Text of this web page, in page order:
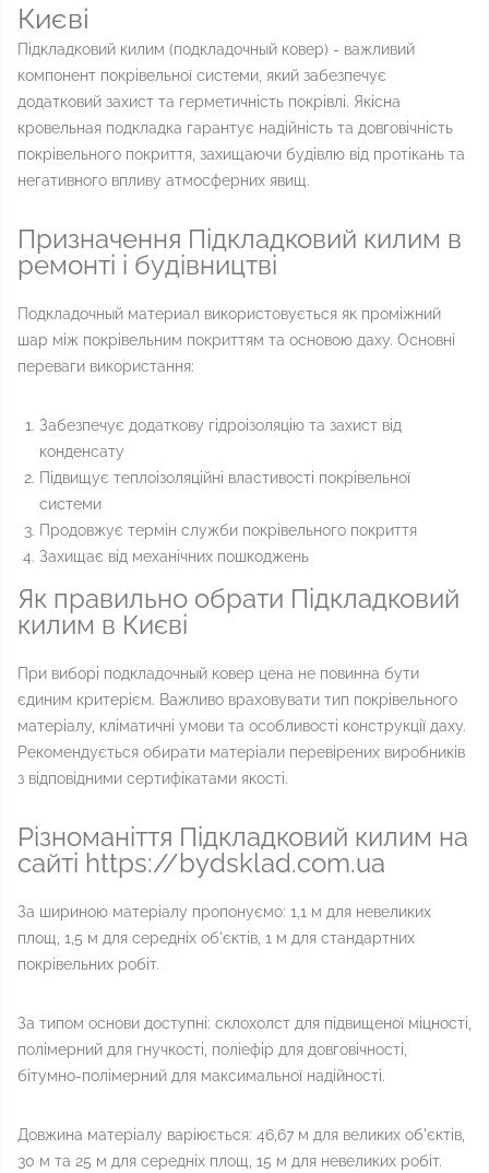
Києві
Підкладковий килим (подкладочный ковер) - важливий
компонент покрівельної системи, який забезпечує
додатковий захист та герметичність покрівлі. Якісна
кровельная подкладка гарантує надійність та довговічність
покрівельного покриття, захищаючи будівлю від протікань та
негативного впливу атмосферних явищ.
Призначення Підкладковий килим в
ремонті і будівництві
Подкладочный материал використовується як проміжний
шар між покрівельним покриттям та основою даху. Основні
переваги використання:
Забезпечує додаткову гідроізоляцію та захист від
конденсату
Підвищує теплоізоляційні властивості покрівельної
системи
Продовжує термін служби покрівельного покриття
Захищає від механічних пошкоджень
Як правильно обрати Підкладковий
килим в Києві
При виборі подкладочный ковер цена не повинна бути
єдиним критерієм. Важливо враховувати тип покрівельного
матеріалу, кліматичні умови та особливості конструкції даху.
Рекомендується обирати матеріали перевірених виробників
з відповідними сертифікатами якості.
Різноманіття Підкладковий килим на
сайті https://bydsklad.com.ua
За шириною матеріалу пропонуємо: 1,1 м для невеликих
площ, 1,5 м для середніх об'єктів, 1 м для стандартних
покрівельних робіт.
За типом основи доступні: склохолст для підвищеної міцності,
полімерний для гнучкості, поліефір для довговічності,
бітумно-полімерний для максимальної надійності.
Довжина матеріалу варіюється: 46,67 м для великих об'єктів,
30 м та 25 м для середніх площ, 15 м для невеликих робіт.